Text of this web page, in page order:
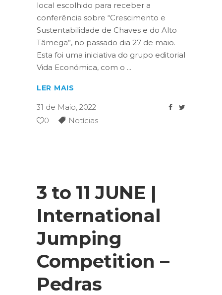
local escolhido para receber a
conferência sobre “Crescimento e
Sustentabilidade de Chaves e do Alto
Tâmega”, no passado dia 27 de maio.
Esta foi uma iniciativa do grupo editorial
Vida Económica, com o
LER MAIS
31 de Maio, 2022
0
Notícias
3 to 11 JUNE |
International
Jumping
Competition –
Pedras